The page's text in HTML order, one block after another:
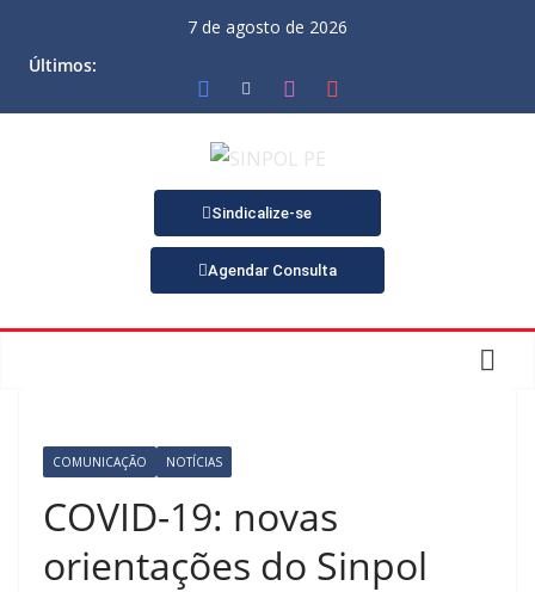
7 de agosto de 2026
Últimos:
Sindicalize-se
Agendar Consulta
COMUNICAÇÃO NOTÍCIAS
COVID-19: novas
orientações do Sinpol